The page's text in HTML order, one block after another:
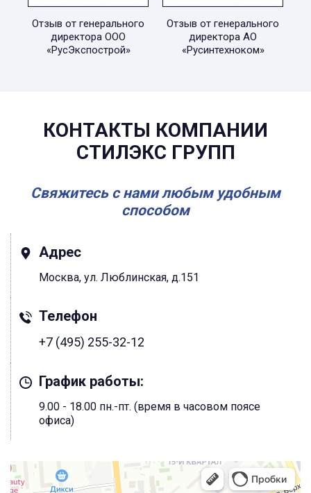
Отзыв от генерального
директора ООО
«РусЭкспострой»
Отзыв от генерального
директора АО
«Русинтехноком»
КОНТАКТЫ КОМПАНИИ
СТИЛЭКС ГРУПП
Свяжитесь с нами любым удобным
способом
Адрес
Москва, ул. Люблинская, д.151
Телефон
+7 (495) 255-32-12
График работы:
9.00 - 18.00 пн.-пт. (время в часовом поясе
офиса)